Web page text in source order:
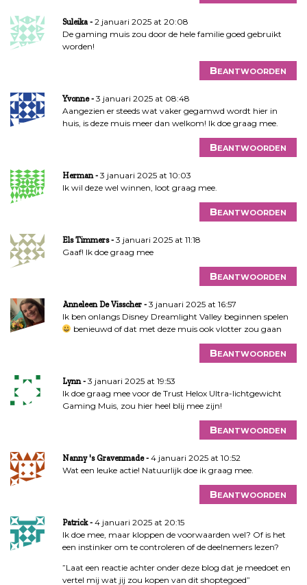
Suleika
2 januari 2025 at 20:08
De gaming muis zou door de hele familie goed gebruikt
worden!
Beantwoorden
Yvonne
3 januari 2025 at 08:48
Aangezien er steeds wat vaker gegamwd wordt hier in
huis, is deze muis meer dan welkom! Ik doe graag mee.
Beantwoorden
Herman
3 januari 2025 at 10:03
Ik wil deze wel winnen, loot graag mee.
Beantwoorden
Els Timmers
3 januari 2025 at 11:18
Gaaf! Ik doe graag mee
Beantwoorden
Anneleen De Visscher
3 januari 2025 at 16:57
Ik ben onlangs Disney Dreamlight Valley beginnen spelen
benieuwd of dat met deze muis ook vlotter zou gaan
Beantwoorden
Lynn
3 januari 2025 at 19:53
Ik doe graag mee voor de Trust Helox Ultra-lichtgewicht
Gaming Muis, zou hier heel blij mee zijn!
Beantwoorden
Nanny 's Gravenmade
4 januari 2025 at 10:52
Wat een leuke actie! Natuurlijk doe ik graag mee.
Beantwoorden
Patrick
4 januari 2025 at 20:15
Ik doe mee, maar kloppen de voorwaarden wel? Of is het
een instinker om te controleren of de deelnemers lezen?
”Laat een reactie achter onder deze blog dat je meedoet en
vertel mij wat jij zou kopen van dit shoptegoed”